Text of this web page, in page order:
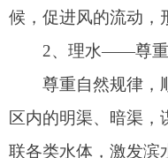
绿网。
4、通路——外畅内
强化新老城组团间快
过帕米尔路、买谢提路和